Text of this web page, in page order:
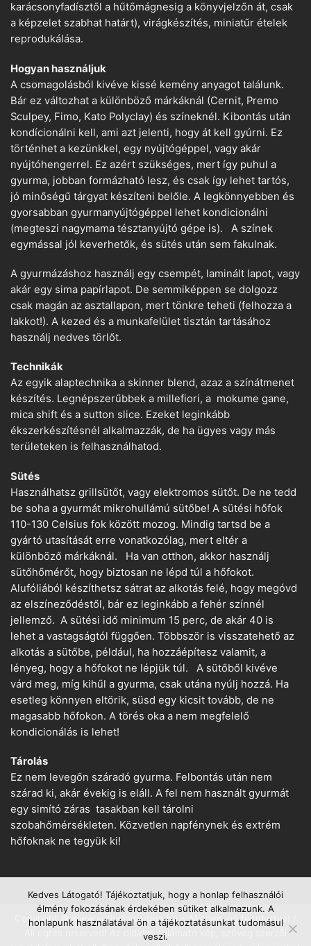
karácsonyfadísztől a hűtőmágnesig a könyvjelzőn át, csak
a képzelet szabhat határt), virágkészítés, miniatűr ételek
reprodukálása.
Hogyan használjuk
A csomagolásból kivéve kissé kemény anyagot találunk.
Bár ez változhat a különböző márkáknál (Cernit, Premo
Sculpey, Fimo, Kato Polyclay) és színeknél. Kibontás után
kondícionálni kell, ami azt jelenti, hogy át kell gyúrni. Ez
történhet a kezünkkel, egy nyújtógéppel, vagy akár
nyújtóhengerrel. Ez azért szükséges, mert így puhul a
gyurma, jobban formázható lesz, és csak így lehet tartós,
jó minőségű tárgyat készíteni belőle. A legkönnyebben és
gyorsabban gyurmanyújtógéppel lehet kondicionálni
(megteszi nagymama tésztanyújtó gépe is). A színek
egymással jól keverhetők, és sütés után sem fakulnak.
A gyurmázáshoz használj egy csempét, laminált lapot, vagy
akár egy sima papírlapot. De semmiképpen se dolgozz
csak magán az asztallapon, mert tönkre teheti (felhozza a
lakkot!). A kezed és a munkafelület tisztán tartásához
használj nedves törlőt.
Technikák
Az egyik alaptechnika a skinner blend, azaz a színátmenet
készítés. Legnépszerűbbek a millefiori, a mokume gane,
mica shift és a sutton slice. Ezeket leginkább
ékszerkészítésnél alkalmazzák, de ha ügyes vagy más
területeken is felhasználhatod.
Sütés
Használhatsz grillsütőt, vagy elektromos sütőt. De ne tedd
be soha a gyurmát mikrohullámú sütőbe! A sütési hőfok
110-130 Celsius fok között mozog. Mindig tartsd be a
gyártó utasítását erre vonatkozólag, mert eltér a
különböző márkáknál. Ha van otthon, akkor használj
sütőhőmérőt, hogy biztosan ne lépd túl a hőfokot.
Alufóliából készíthetsz sátrat az alkotás felé, hogy megóvd
az elszíneződéstől, bár ez leginkább a fehér színnél
jellemző. A sütési idő minimum 15 perc, de akár 40 is
lehet a vastagságtól függően. Többször is visszatehető az
alkotás a sütőbe, például, ha hozzáépítesz valamit, a
lényeg, hogy a hőfokot ne lépjük túl. A sütőből kivéve
várd meg, míg kihűl a gyurma, csak utána nyúlj hozzá. Ha
esetleg könnyen eltörik, süsd egy kicsit tovább, de ne
magasabb hőfokon. A törés oka a nem megfelelő
kondicionálás is lehet!
Tárolás
Ez nem levegőn száradó gyurma. Felbontás után nem
szárad ki, akár évekig is eláll. A fel nem használt gyurmát
egy simító záras tasakban kell tárolni
szobahőmérsékleten. Közvetlen napfénynek és extrém
hőfoknak ne tegyük ki!
Copyright © www.suthetogyurma.hu − Minden jog fenntartva! /
All rights reserved! Az oldalon található kép, szöveg szerzői
Kedves Látogató! Tájékoztatjuk, hogy a honlap felhasználói
élmény fokozásának érdekében sütiket alkalmazunk. A
honlapunk használatával ön a tájékoztatásunkat tudomásul
veszi.